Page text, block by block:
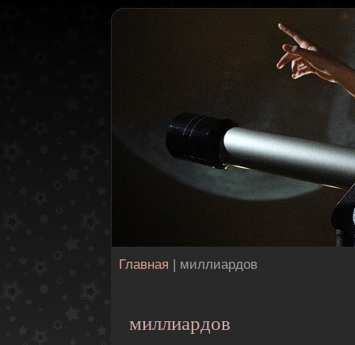
Главная | миллиардов
миллиардов